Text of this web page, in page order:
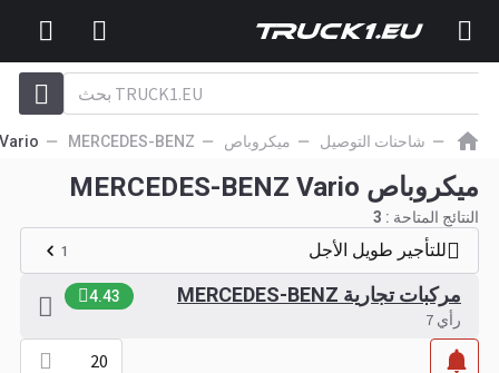
شاحنات التوصيل ميكروباص MERCEDES-BENZ
Vario
ميكروباص MERCEDES-BENZ Vario
النتائج المتاحة : 3
للتأجير طويل الأجل 1
مركبات تجارية MERCEDES-BENZ 4.43
رأي 7
20